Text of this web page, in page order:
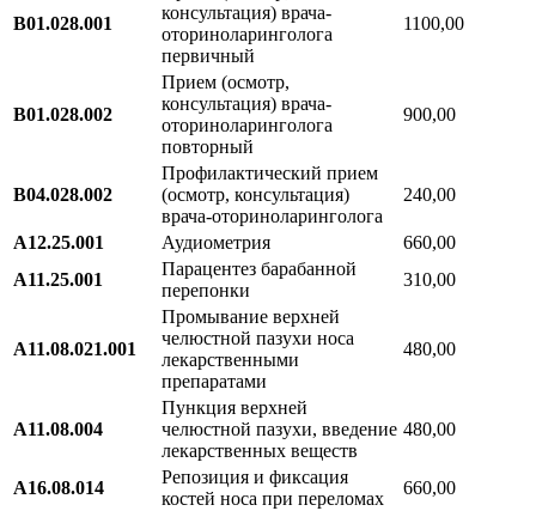
B01.028.001
консультация) врача-
оториноларинголога
первичный
1100,00
B01.028.002
Прием (осмотр,
консультация) врача-
оториноларинголога
повторный
900,00
B04.028.002
Профилактический прием
(осмотр, консультация)
врача-оториноларинголога
240,00
A12.25.001 Аудиометрия
660,00
A11.25.001
Парацентез барабанной
перепонки
310,00
А11.08.021.001
Промывание верхней
челюстной пазухи носа
лекарственными
препаратами
480,00
А11.08.004
Пункция верхней
челюстной пазухи, введение
лекарственных веществ
480,00
А16.08.014
Репозиция и фиксация
костей носа при переломах
660,00